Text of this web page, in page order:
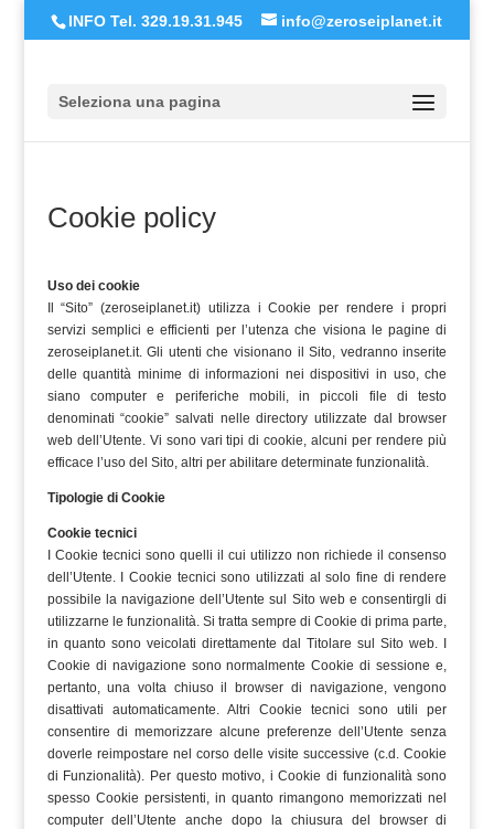
INFO Tel. 329.19.31.945 info@zeroseiplanet.it
Seleziona una pagina
Cookie policy
Uso dei cookie
Il “Sito” (zeroseiplanet.it) utilizza i Cookie per rendere i propri
servizi semplici e efficienti per l’utenza che visiona le pagine di
zeroseiplanet.it. Gli utenti che visionano il Sito, vedranno inserite
delle quantità minime di informazioni nei dispositivi in uso, che
siano computer e periferiche mobili, in piccoli file di testo
denominati “cookie” salvati nelle directory utilizzate dal browser
web dell’Utente. Vi sono vari tipi di cookie, alcuni per rendere più
efficace l’uso del Sito, altri per abilitare determinate funzionalità.
Tipologie di Cookie
Cookie tecnici
I Cookie tecnici sono quelli il cui utilizzo non richiede il consenso
dell’Utente. I Cookie tecnici sono utilizzati al solo fine di rendere
possibile la navigazione dell’Utente sul Sito web e consentirgli di
utilizzarne le funzionalità. Si tratta sempre di Cookie di prima parte,
in quanto sono veicolati direttamente dal Titolare sul Sito web. I
Cookie di navigazione sono normalmente Cookie di sessione e,
pertanto, una volta chiuso il browser di navigazione, vengono
disattivati automaticamente. Altri Cookie tecnici sono utili per
consentire di memorizzare alcune preferenze dell’Utente senza
doverle reimpostare nel corso delle visite successive (c.d. Cookie
di Funzionalità). Per questo motivo, i Cookie di funzionalità sono
spesso Cookie persistenti, in quanto rimangono memorizzati nel
computer dell’Utente anche dopo la chiusura del browser di